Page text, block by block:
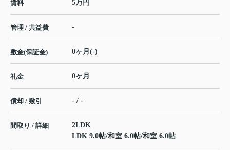
賃料 5万円
管理 / 共益費 -
敷金(保証金) 0ヶ月(-)
礼金 0ヶ月
償却 / 敷引 - / -
間取り / 詳細
2LDK
LDK 9.0帖/和室 6.0帖/和室 6.0帖